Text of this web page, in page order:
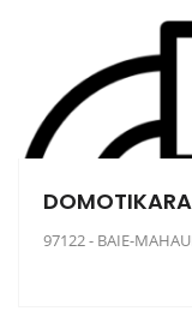
97122 - BAIE-